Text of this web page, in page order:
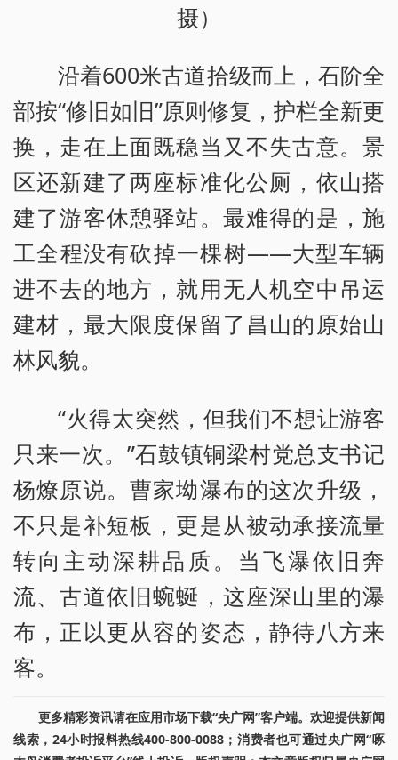
摄）
沿着600米古道拾级而上，石阶全
部按“修旧如旧”原则修复，护栏全新更
换，走在上面既稳当又不失古意。景
区还新建了两座标准化公厕，依山搭
建了游客休憩驿站。最难得的是，施
工全程没有砍掉一棵树——大型车辆
进不去的地方，就用无人机空中吊运
建材，最大限度保留了昌山的原始山
林风貌。
“火得太突然，但我们不想让游客
只来一次。”石鼓镇铜梁村党总支书记
杨燎原说。曹家坳瀑布的这次升级，
不只是补短板，更是从被动承接流量
转向主动深耕品质。当飞瀑依旧奔
流、古道依旧蜿蜒，这座深山里的瀑
布，正以更从容的姿态，静待八方来
客。
更多精彩资讯请在应用市场下载“央广网”客户端。欢迎提供新闻
线索，24小时报料热线400-800-0088；消费者也可通过央广网“啄